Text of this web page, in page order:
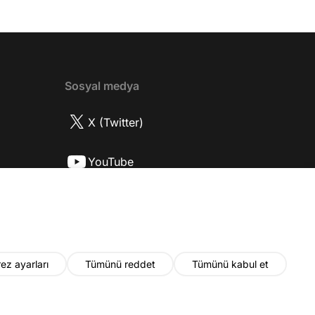
17:52 İlhan Şen, ayakkabı eleştirisinden
Biran Damla Yılmaz nereli, nasıl bir
30:18 Mert Doğan'ın oyunculuk
başladı? 35:47 Aziz Yıldırım
olduğu için mühendisliği seçtiği doğru
yıl neler olacak? 48:19 Gelecekte başka
Sosyal medya
X (Twitter)
YouTube
ayarları Tümünü reddet Tümünü kabul et